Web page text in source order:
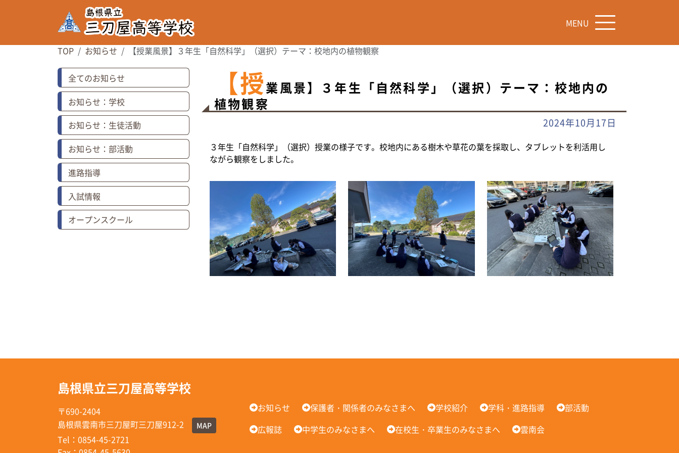
MENU
TOP お知らせ 【授業風景】３年生「自然科学」（選択）テーマ：校地内の植物観察
全てのお知らせ
お知らせ：学校
お知らせ：生徒活動
お知らせ：部活動
進路指導
入試情報
オープンスクール
【授業風景】３年生「自然科学」（選択）テーマ：校地内の
植物観察
2024年10月17日
３年生「自然科学」（選択）授業の様子です。校地内にある樹木や草花の葉を採取し、タブレットを利活用し
ながら観察をしました。
島根県立三刀屋高等学校
〒690-2404
島根県雲南市三刀屋町三刀屋912-2
MAP
Tel：0854-45-2721
お知らせ 保護者・関係者のみなさまへ 学校紹介 学科・進路指導
部活動
広報誌
中学生のみなさまへ 在校生・卒業生のみなさまへ 雲南会